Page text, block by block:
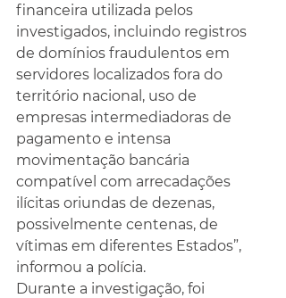
financeira utilizada pelos
investigados, incluindo registros
de domínios fraudulentos em
servidores localizados fora do
território nacional, uso de
empresas intermediadoras de
pagamento e intensa
movimentação bancária
compatível com arrecadações
ilícitas oriundas de dezenas,
possivelmente centenas, de
vítimas em diferentes Estados”,
informou a polícia.
Durante a investigação, foi